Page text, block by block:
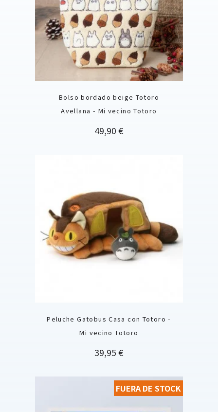
Bolso bordado beige Totoro
Avellana - Mi vecino Totoro
Precio
49,90 €
Peluche Gatobus Casa con Totoro -
Mi vecino Totoro
Precio
39,95 €
FUERA DE STOCK